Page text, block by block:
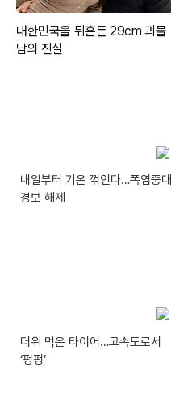
내일부터 기온 꺾인다…폭염중대
경보 해제
더위 먹은 타이어…고속도로서
‘펑펑’